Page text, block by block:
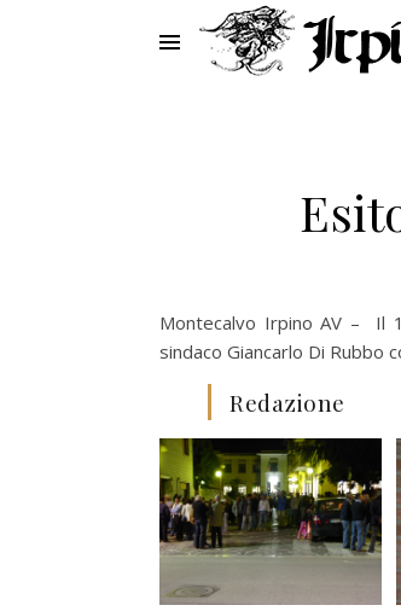
Montecalvo Irpino AV – Il
sindaco Giancarlo Di Rubbo
Redazione